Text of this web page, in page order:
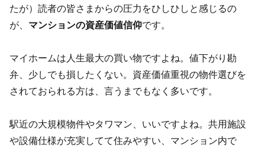
たが）読者の皆さまからの圧力をひしひしと感じるの
が、 マンションの資産価値信仰です。
マイホームは人生最大の買い物ですよね。値下がり勘
弁、少しでも損したくない。資産価値重視の物件選びを
されておられる方は、言うまでもなく多いです。
駅近の大規模物件やタワマン、いいですよね。共用施設
や設備仕様が充実してて住みやすい、マンション内で